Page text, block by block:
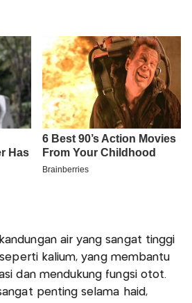
air yang sangat tinggi
kalium, yang membantu
dan mendukung fungsi otot.
penting selama haid,